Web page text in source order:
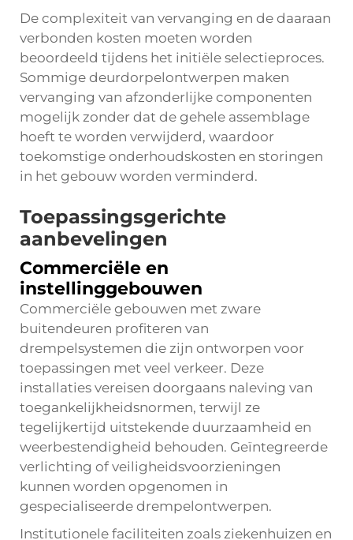
De complexiteit van vervanging en de daaraan
verbonden kosten moeten worden
beoordeeld tijdens het initiële selectieproces.
Sommige deurdorpelontwerpen maken
vervanging van afzonderlijke componenten
mogelijk zonder dat de gehele assemblage
hoeft te worden verwijderd, waardoor
toekomstige onderhoudskosten en storingen
in het gebouw worden verminderd.
Toepassingsgerichte
aanbevelingen
Commerciële en
instellinggebouwen
Commerciële gebouwen met zware
buitendeuren profiteren van
drempelsystemen die zijn ontworpen voor
toepassingen met veel verkeer. Deze
installaties vereisen doorgaans naleving van
toegankelijkheidsnormen, terwijl ze
tegelijkertijd uitstekende duurzaamheid en
weerbestendigheid behouden. Geïntegreerde
verlichting of veiligheidsvoorzieningen
kunnen worden opgenomen in
gespecialiseerde drempelontwerpen.
Institutionele faciliteiten zoals ziekenhuizen en